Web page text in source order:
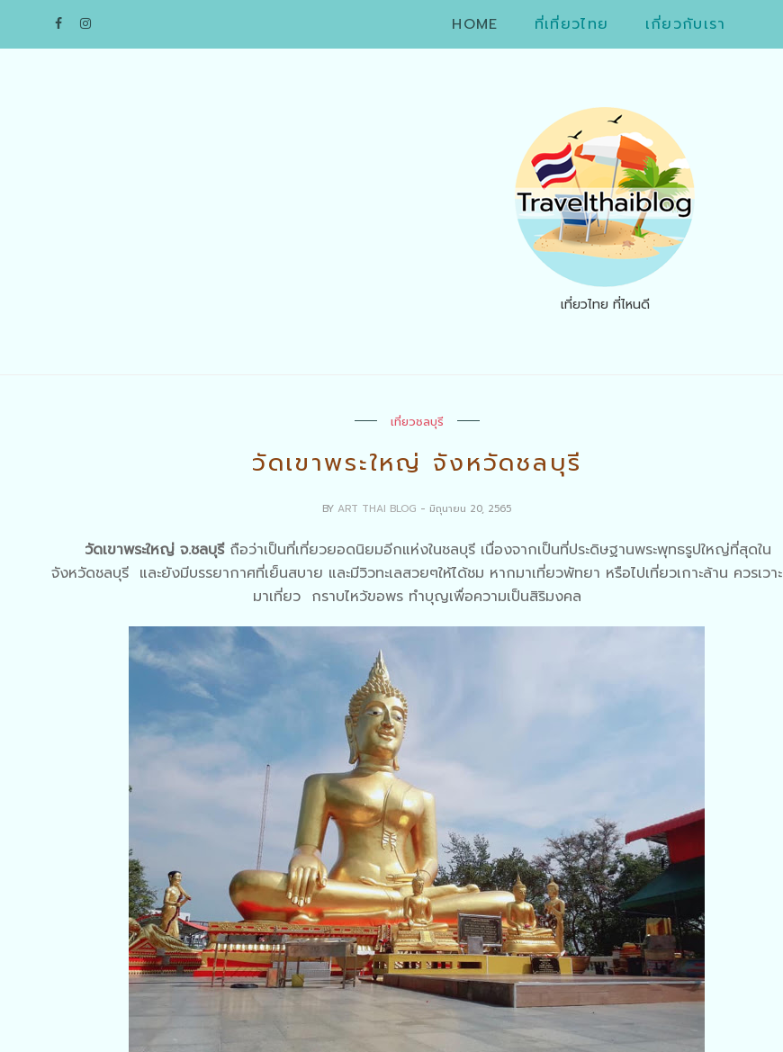
HOME ที่เที่ยวไทย เกี่ยวกับเรา
เที่ยวไทย ที่ไหนดี
เที่ยวชลบุรี
วัดเขาพระใหญ่ จังหวัดชลบุรี
BYART THAI BLOG - มิถุนายน 20, 2565
วัดเขาพระใหญ่ จ.ชลบุรีถือว่าเป็นที่เที่ยวยอดนิยมอีกแห่งในชลบุรี เนื่องจากเป็นที่ประดิษฐานพระพุทธรูปใหญ่ที่สุดใน
จังหวัดชลบุรี และยังมีบรรยากาศที่เย็นสบาย และมีวิวทะเลสวยๆให้ได้ชม หากมาเที่ยวพัทยา หรือไปเที่ยวเกาะล้าน ควรเวาะ
มาเที่ยว กราบไหว้ขอพร ทำบุญเพื่อความเป็นสิริมงคล